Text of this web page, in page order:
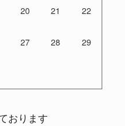
20 21 22
27 28 29
おります